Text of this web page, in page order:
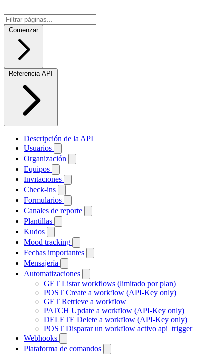
Comenzar
Referencia API
Descripción de la API
Usuarios
Organización
Equipos
Invitaciones
Check-ins
Formularios
Canales de reporte
Plantillas
Kudos
Mood tracking
Fechas importantes
Mensajería
Automatizaciones
GET Listar workflows (limitado por plan)
POST Create a workflow (API-Key only)
GET Retrieve a workflow
PATCH Update a workflow (API-Key only)
DELETE Delete a workflow (API-Key only)
POST Disparar un workflow activo api_trigger
Webhooks
Plataforma de comandos